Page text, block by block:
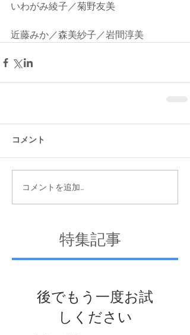
いわがみ綾子／菊野友美
近藤みか／森美紗子／岩間淳美
コメント
コメントを追加…
特集記事
後でもう一度お試
しください